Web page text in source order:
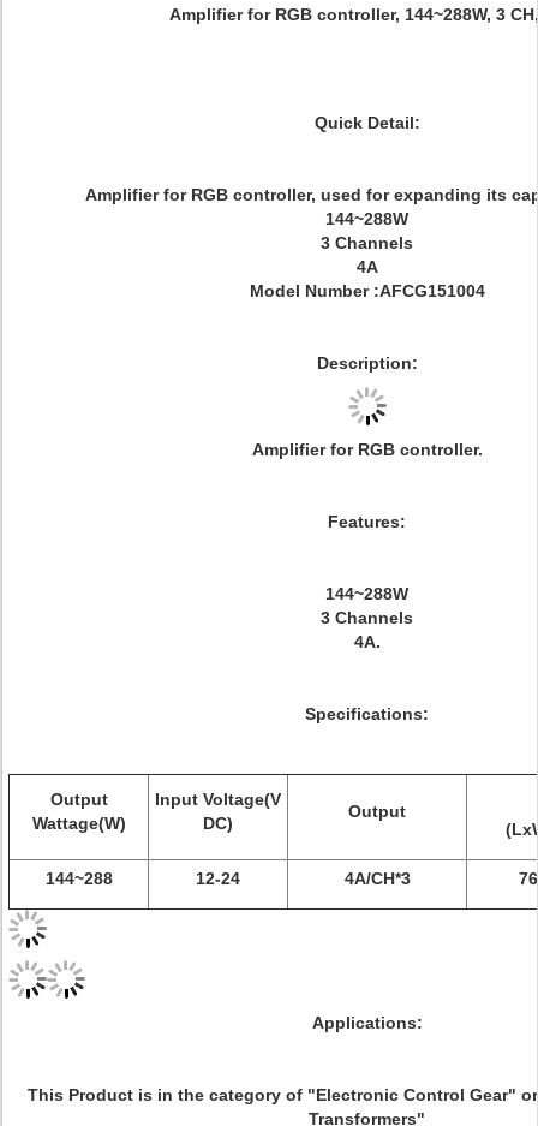
Amplifier for RGB controller, 144~288W, 3
Quick Detail:
Amplifier for RGB controller, used for expanding its
144~288W
3 Channels
4A
Model Number :AFCG151004
Description:
Amplifier for RGB controller.
Features:
144~288W
3 Channels
4A.
Specifications:
Output
Wattage(W)
Input Voltage(V
DC)
Output
144~288 12-24 4A/CH*3
Applications:
This Product is in the category of "Electronic Control Gear"
Transformers"